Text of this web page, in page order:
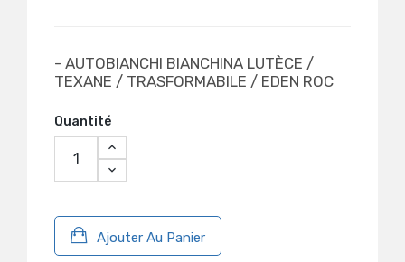
- AUTOBIANCHI BIANCHINA LUTÈCE /
TEXANE / TRASFORMABILE / EDEN ROC
Quantité
Ajouter Au Panier